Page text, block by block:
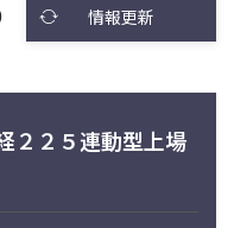
情報更新
２５連動型上場